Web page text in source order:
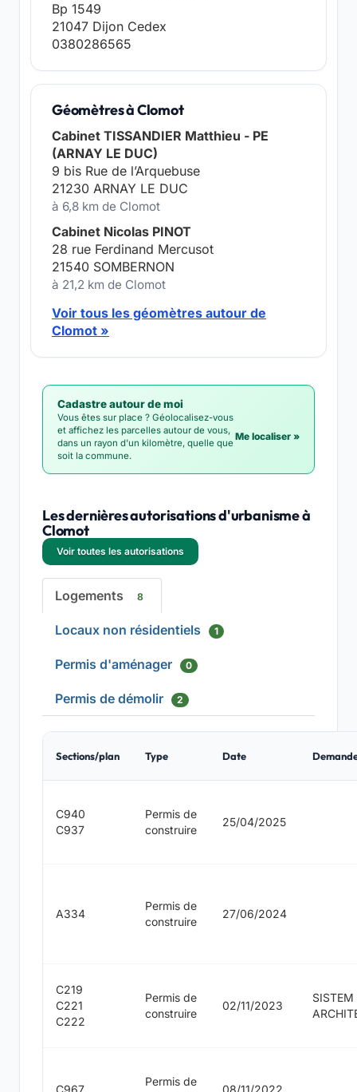
Bp 1549
21047 Dijon Cedex
0380286565
Géomètres à Clomot
Cabinet TISSANDIER Matthieu - PE
(ARNAY LE DUC)
9 bis Rue de l’Arquebuse
21230 ARNAY LE DUC
à 6,8 km de Clomot
Cabinet Nicolas PINOT
28 rue Ferdinand Mercusot
21540 SOMBERNON
à 21,2 km de Clomot
Voir tous les géomètres autour de
Clomot »
Cadastre autour de moi
Vous êtes sur place ? Géolocalisez-vous
et affichez les parcelles autour de vous,
dans un rayon d'un kilomètre, quelle que
soit la commune.
Me localiser »
Les dernières autorisations d'urbanisme à
Clomot
Voir toutes les autorisations
Logements 8
Locaux non résidentiels 1
Permis d'aménager 0
Permis de démolir 2
Sections/plan Type Date
C940
C937
Permis de
construire
25/04/2025
A334
Permis de
construire
27/06/2024
C219
C221
C222
Permis de
construire
02/11/2023
SISTEM
Permis de